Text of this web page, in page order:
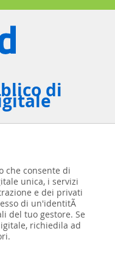
di
che consente di
unica, i servizi
e dei privati
di un'identitÃ
del tuo gestore. Se
richiedila ad